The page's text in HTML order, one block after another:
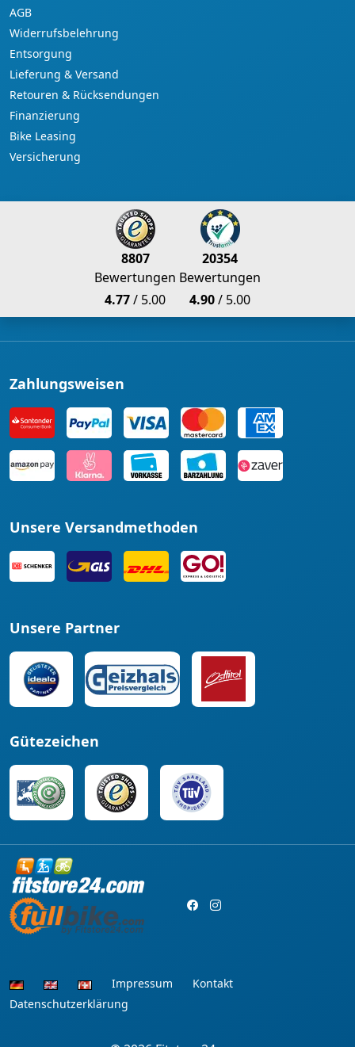
AGB
Widerrufsbelehrung
Entsorgung
Lieferung & Versand
Retouren & Rücksendungen
Finanzierung
Bike Leasing
Versicherung
8807
Bewertungen
4.77/ 5.00
20354
Bewertungen
4.90/ 5.00
Zahlungsweisen
Unsere Versandmethoden
Unsere Partner
Gütezeichen
Impressum
Kontakt
Datenschutzerklärung